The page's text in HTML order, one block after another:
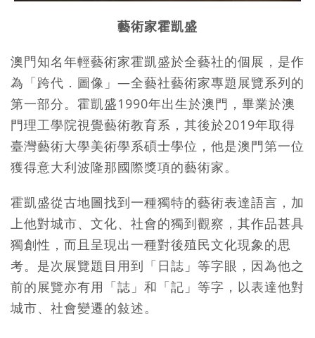
藝術家霍凱盛
澳門知名年輕藝術家霍凱盛於全藝社的個展，是作
為「跨代．圖像」—全藝社藝術家專題展覽系列的
第一部分。霍凱盛1990年出生於澳門，畢業於澳
門理工學院視覺藝術教育系，其後於2019年取得
臺灣藝術大學美術學系碩士學位，他是澳門第一位
獲得意大利波隆那國際獎項的藝術家。
霍凱盛從古地圖找到一種獨特的藝術表達語言，加
上他對城市、文化、社會的獨到觀察，其作品甚具
獨創性，而且呈現出一種對後殖民文化現象的思
考。是次展覽題目用到「日誌」等字眼，因為他之
前的展覽亦有用「誌」和「記」等字，以表達他對
城市、社會變遷的敍述。